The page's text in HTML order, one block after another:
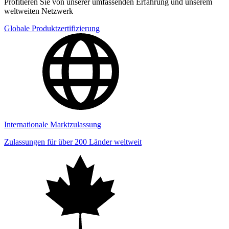
Profitieren Sie von unserer umfassenden Erfahrung und unserem
weltweiten Netzwerk
Globale Produktzertifizierung
Internationale Marktzulassung
Zulassungen für über 200 Länder weltweit